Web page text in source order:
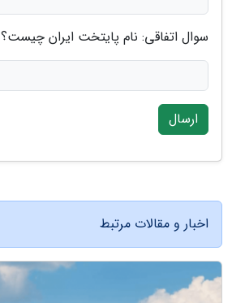
سوال اتفاقی: نام پایتخت ایران چیست؟
ارسال
اخبار و مقالات مرتبط